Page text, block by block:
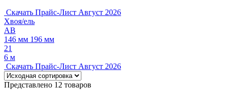
Скачать Прайс-Лист Август 2026
Хвоя/ель
АВ
146 мм 196 мм
21
6 м
Скачать Прайс-Лист Август 2026
Представлено 12 товаров